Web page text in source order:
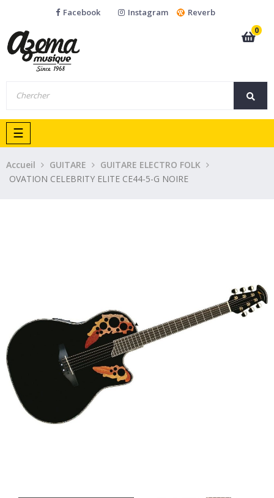
Facebook Instagram
Reverb
0
Basculer
la
navigation
☰
Accueil GUITARE
GUITARE ELECTRO FOLK
OVATION CELEBRITY ELITE CE44-5-G NOIRE